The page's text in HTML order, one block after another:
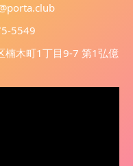
5549
楠木町1丁目9-7 第1弘億